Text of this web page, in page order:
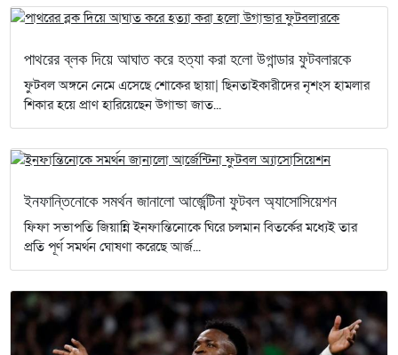
পাথরের ব্লক দিয়ে আঘাত করে হত্যা করা হলো উগান্ডার ফুটবলারকে
ফুটবল অঙ্গনে নেমে এসেছে শোকের ছায়া| ছিনতাইকারীদের নৃশংস হামলার
শিকার হয়ে প্রাণ হারিয়েছেন উগান্ডা জাত...
ইনফান্তিনোকে সমর্থন জানালো আর্জেন্টিনা ফুটবল অ্যাসোসিয়েশন
ফিফা সভাপতি জিয়ান্নি ইনফান্তিনোকে ঘিরে চলমান বিতর্কের মধ্যেই তার
প্রতি পূর্ণ সমর্থন ঘোষণা করেছে আর্জ...